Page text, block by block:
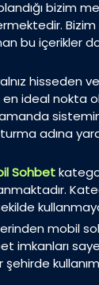
bizim
bu içerikler
hisseden
ideal nokta
adına
Sohbet
mobil
imkanları